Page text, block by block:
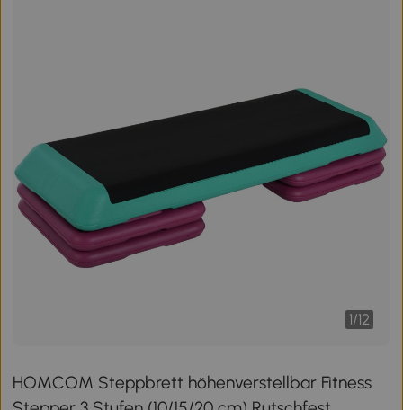
1/12
HOMCOM Steppbrett höhenverstellbar Fitness